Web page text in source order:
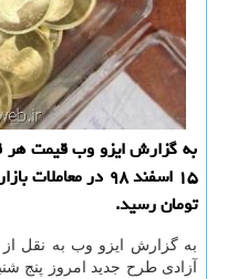
به گزارش ایزو وب قیمت هر
تومان رسید.
به گزارش ایزو وب به نقل
آزادی طرح جدید امروز پنج شنبه ۱۵ اسفند ۹۸ در